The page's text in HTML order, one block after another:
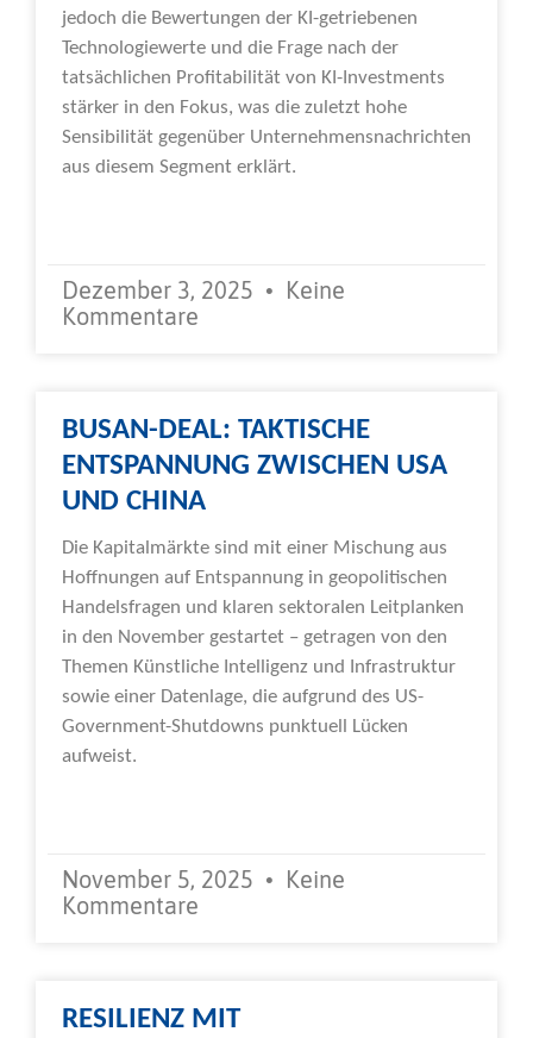
jedoch die Bewertungen der KI-getriebenen
Technologiewerte und die Frage nach der
tatsächlichen Profitabilität von KI-Investments
stärker in den Fokus, was die zuletzt hohe
Sensibilität gegenüber Unternehmensnachrichten
aus diesem Segment erklärt.
Dezember 3, 2025
Keine
Kommentare
BUSAN-DEAL: TAKTISCHE
ENTSPANNUNG ZWISCHEN USA
UND CHINA
Die Kapitalmärkte sind mit einer Mischung aus
Hoffnungen auf Entspannung in geopolitischen
Handelsfragen und klaren sektoralen Leitplanken
in den November gestartet – getragen von den
Themen Künstliche Intelligenz und Infrastruktur
sowie einer Datenlage, die aufgrund des US-
Government-Shutdowns punktuell Lücken
aufweist.
November 5, 2025
Keine
Kommentare
RESILIENZ MIT